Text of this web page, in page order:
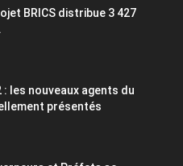
BRICS distribue 3 427
: les nouveaux agents du
présentés